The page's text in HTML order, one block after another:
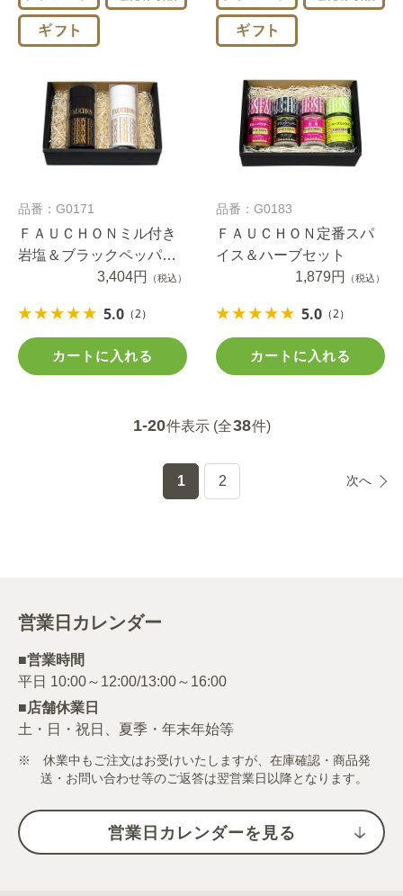
品番：G0171
ＦＡＵＣＨＯＮミル付き
岩塩＆ブラックペッパー
3,404円 （税込）
5.0 （2）
カートに入れる
品番：G0183
ＦＡＵＣＨＯＮ定番スパ
イス＆ハーブセット
1,879円
（税込）
5.0 （2）
カートに入れる
1-20件表示 (全38件)
1 2 次へ
営業日カレンダー
■営業時間
■店舗休業日
土・日・祝日、夏季・年末年始等
※ 休業中もご注文はお受けいたしますが、在庫確認・商品発
送・お問い合わせ等のご返答は翌営業日以降となります。
営業日カレンダーを見る